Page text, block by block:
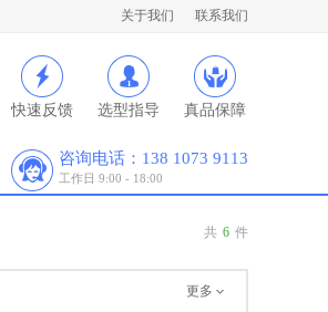
关于我们 联系我们
快速反馈 选型指导 真品保障
咨询电话：138 1073 9113
工作日 9:00 - 18:00
共 6 件
更多